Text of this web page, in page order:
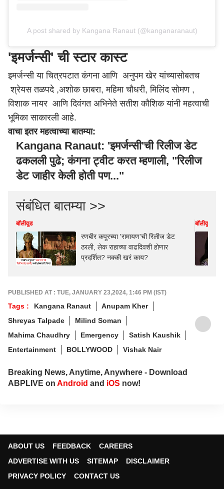
A post shared by Kangana Ranaut (@kanganaranaut)
'इमर्जन्सी' ची स्टार कास्ट
इमर्जन्सी या चित्रपटात कंगना आणि अनुपम खेर यांच्यासोबतच
श्रेयस तळपदे ,अशोक छाबरा, महिमा चौधरी, मिलिंद सोमण ,
विशाक नायर आणि दिवंगत अभिनेते सतीश कौशिक यांनी महत्वाची
भूमिका साकारली आहे.
वाचा इतर महत्वाच्या बातम्या:
Kangana Ranaut: 'इमर्जन्सी'ची रिलीज डेट
ढकलली पुढे; कंगना ट्वीट करत म्हणाली, "रिलीज
डेट जाहीर केली होती पण..."
संबंधित बातम्या >>
बॉलीवूड
रणबीर कपूरच्या 'रामायण'ची रिलीज डेट
ठरली, लेक राहाच्या वाढदिवशी होणार
प्रदर्शित? नक्की खरं काय?
बॉलीवूड
PUBLISHED AT : TUE, JANUARY 23,2024, 1:46 PM (IST)
Tags : Kangana Ranaut
Anupam Kher
Shreyas Talpade
Milind Soman
Mahima Chaudhry
Emergency
Satish Kaushik
Entertainment
BOLLYWOOD Vishak Nair
Breaking News, Anytime, Anywhere - Download
ABPLIVE on Android and iOS now!
ABOUT US FEEDBACK
CAREERS
ADVERTISE WITH US
SITEMAP
DISCLAIMER
PRIVACY POLICY
CONTACT US